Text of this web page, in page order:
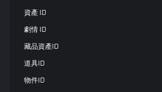
資產 ID
劇情 ID
藏品資產ID
道具ID
物件ID